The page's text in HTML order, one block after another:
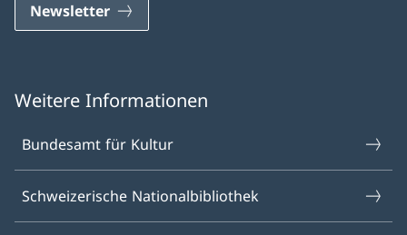
Newsletter
Weitere Informationen
Bundesamt für Kultur
Schweizerische Nationalbibliothek